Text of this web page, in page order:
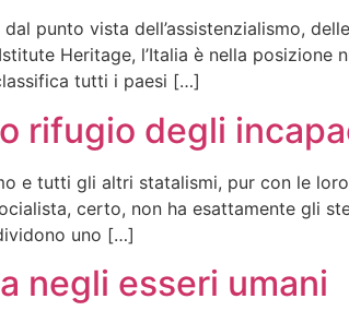
punto vista dell’assistenzialismo,
Heritage, l’Italia è nella posizione
tutti i paesi […]
rifugio degli
e tutti gli altri statalismi, pur con le
certo, non ha esattamente gli
uno […]
negli esseri umani